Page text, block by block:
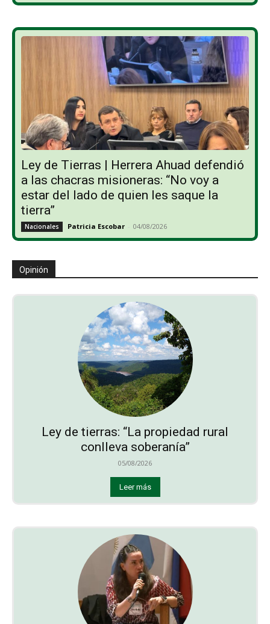
Ley de Tierras | Herrera Ahuad defendió
a las chacras misioneras: “No voy a
estar del lado de quien les saque la
tierra”
Nacionales Patricia Escobar - 04/08/2026
Opinión
Ley de tierras: “La propiedad rural
conlleva soberanía”
05/08/2026
Leer más